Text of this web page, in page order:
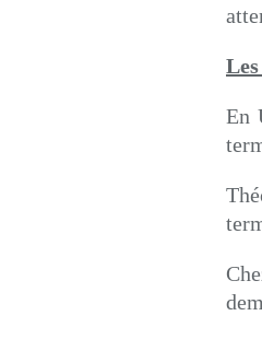
En